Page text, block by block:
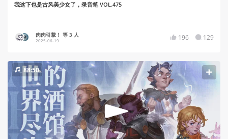
我这下也是古风美少女了，录音笔 VOL.475
肉肉引擎！ 等 3 人
2025-06-19 196 129
88:50